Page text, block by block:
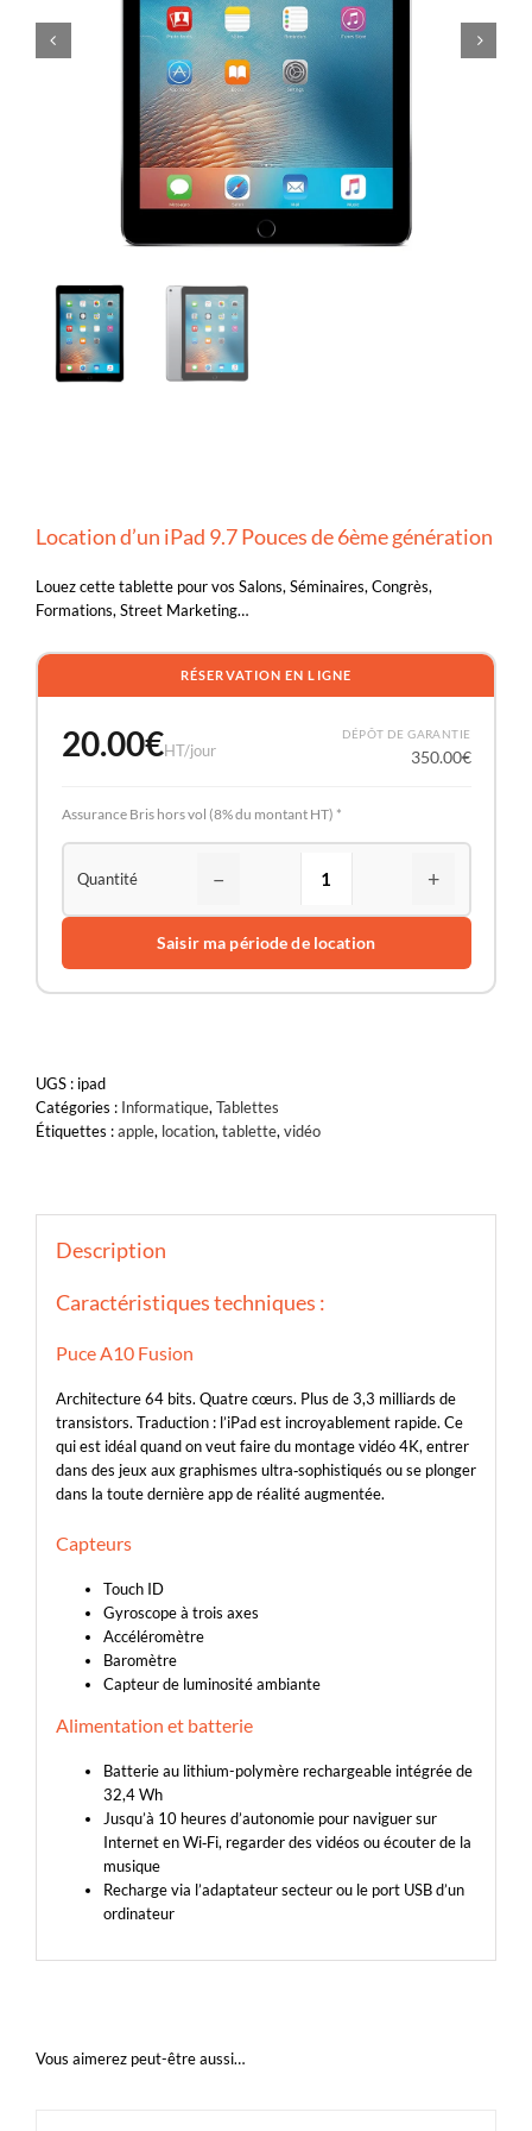
Location d’un iPad 9.7 Pouces de 6ème génération
Louez cette tablette pour vos Salons, Séminaires, Congrès,
Formations, Street Marketing…
RÉSERVATION EN LIGNE
20.00€HT/jour
DÉPÔT DE GARANTIE
350.00€
Assurance Bris hors vol (8% du montant HT) *
− +
Saisir ma période de location
UGS : ipad
Catégories : Informatique, Tablettes
Étiquettes :apple, location, tablette, vidéo
Description
Caractéristiques techniques :
Puce A10 Fusion
Architecture 64 bits. Quatre cœurs. Plus de 3,3 milliards de
transistors. Traduction : l’iPad est incroyablement rapide. Ce
qui est idéal quand on veut faire du montage vidéo 4K, entrer
dans des jeux aux graphismes ultra‑sophistiqués ou se plonger
dans la toute dernière app de réalité augmentée.
Capteurs
Touch ID
Gyroscope à trois axes
Accéléromètre
Baromètre
Capteur de luminosité ambiante
Alimentation et batterie
Batterie au lithium-polymère rechargeable intégrée de
32,4 Wh
Jusqu’à 10 heures d’autonomie pour naviguer sur
Internet en Wi‑Fi, regarder des vidéos ou écouter de la
musique
Recharge via l’adaptateur secteur ou le port USB d’un
ordinateur
Vous aimerez peut-être aussi…